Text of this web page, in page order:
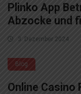
Plinko App
Abzocke und
3. Dezember 2024
Blog
Online